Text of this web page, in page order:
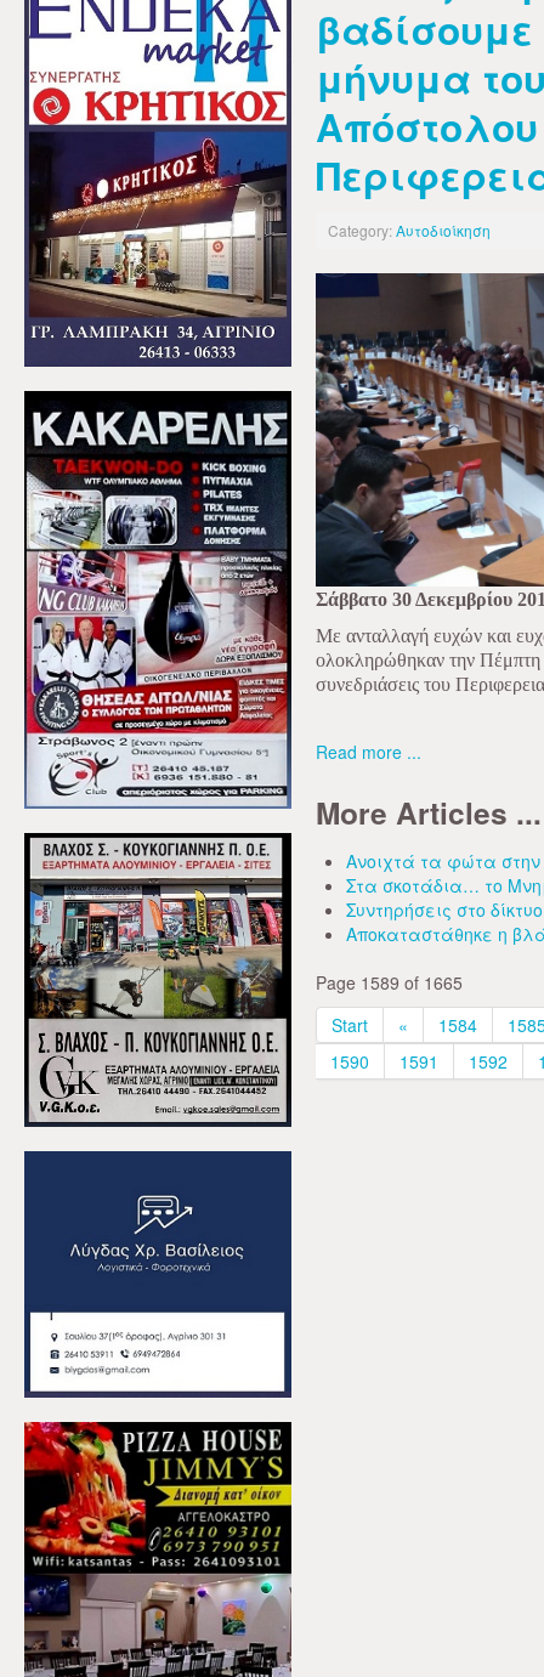
βαδίσουμε
μήνυμα
Category:Αυτοδιοίκηση
Σάββατο 30 Δεκεμβρίου
Με ανταλλαγή ευχών και
ολοκληρώθηκαν την Πέμπτη
συνεδριάσεις του
Read more ...
More Articles ...
Ανοιχτά τα φώτα στην
Στα σκοτάδια… το
Συντηρήσεις στο
Αποκαταστάθηκε η
Page 1589 of 1665
Start
« 1584
1590
1591 1592